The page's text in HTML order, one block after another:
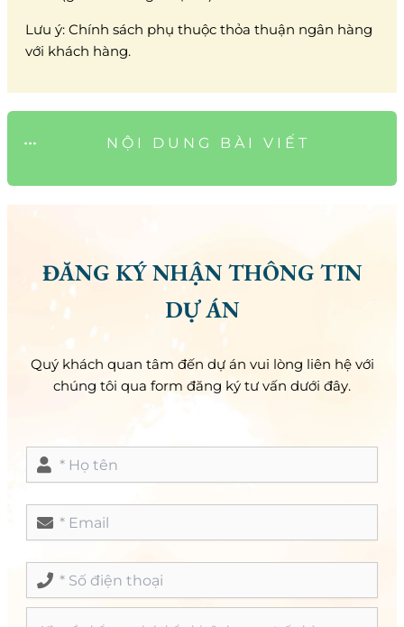
Lưu ý: Chính sách phụ thuộc thỏa thuận ngân hàng
với khách hàng.
NỘI DUNG BÀI VIẾT
ĐĂNG KÝ NHẬN THÔNG TIN
DỰ ÁN
Quý khách quan tâm đến dự án vui lòng liên hệ với
chúng tôi qua form đăng ký tư vấn dưới đây.